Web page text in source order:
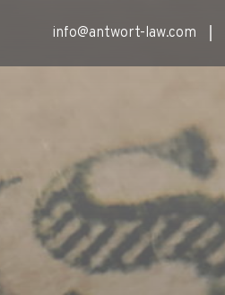
info@antwort-law.com